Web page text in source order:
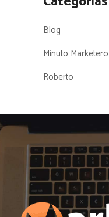
Blog
Minuto Marketero
Roberto